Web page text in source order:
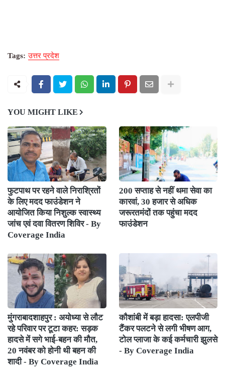
Tags: उत्तर प्रदेश
YOU MIGHT LIKE
फुटपाथ पर रहने वाले निराश्रितों
के लिए मदद फाउंडेशन ने
आयोजित किया निशुल्क स्वास्थ्य
जांच एवं दवा वितरण शिविर - By
Coverage India
200 सप्ताह से नहीं थमा सेवा का
कारवां, 30 हजार से अधिक
जरूरतमंदों तक पहुंचा मदद
फाउंडेशन
मुंगराबादशाहपुर : अयोध्या से लौट
रहे परिवार पर टूटा कहर: सड़क
हादसे में सगे भाई-बहन की मौत,
20 नवंबर को होनी थी बहन की
शादी - By Coverage India
कौशांबी में बड़ा हादसा: एलपीजी
टैंकर पलटने से लगी भीषण आग,
टोल प्लाजा के कई कर्मचारी झुलसे
- By Coverage India